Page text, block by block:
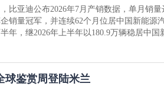
比亚迪公布2026年7月产销数据，单月销
销量冠军，并连续62个月位居中国新能源
年，继2026年上半年以180.9万辆稳居中国
球鉴赏周登陆米兰